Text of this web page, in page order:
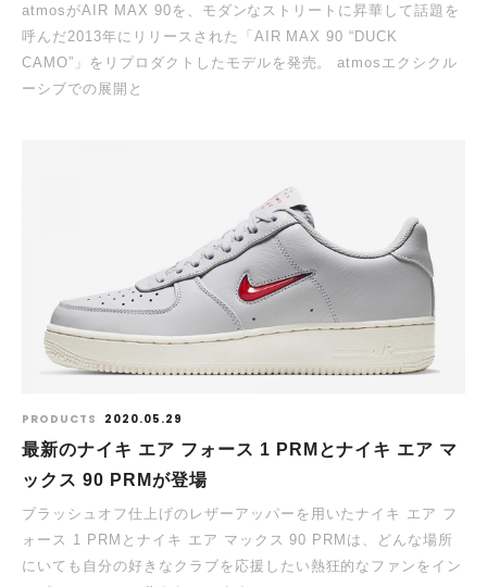
atmosがAIR MAX 90を、モダンなストリートに昇華して話題を
呼んだ2013年にリリースされた「AIR MAX 90 “DUCK
CAMO”」をリプロダクトしたモデルを発売。 atmosエクシクル
ーシブでの展開と
PRODUCTS 2020.05.29
最新のナイキ エア フォース 1 PRMとナイキ エア マ
ックス 90 PRMが登場
ブラッシュオフ仕上げのレザーアッパーを用いたナイキ エア フ
ォース 1 PRMとナイキ エア マックス 90 PRMは、どんな場所
にいても自分の好きなクラブを応援したい熱狂的なファンをイン